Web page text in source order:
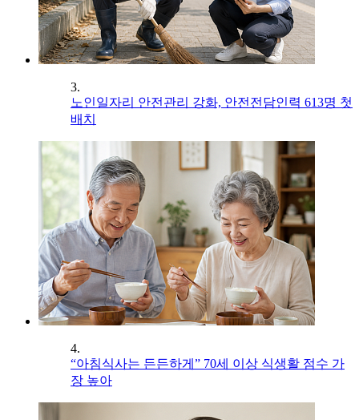
3.
노인일자리 안전관리 강화, 안전전담인력 613명 첫
배치
4.
“아침식사는 든든하게” 70세 이상 식생활 점수 가
장 높아